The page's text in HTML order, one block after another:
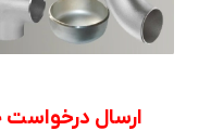
ارسال